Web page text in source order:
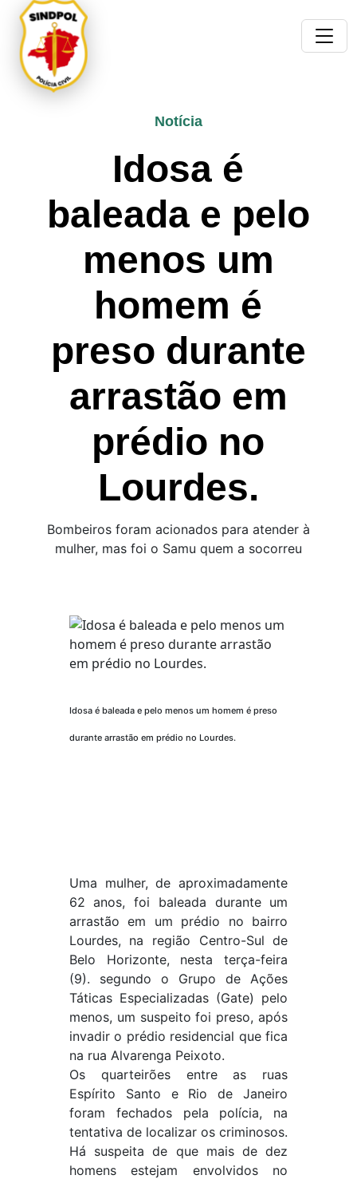
Notícia
Idosa é
baleada e pelo
menos um
homem é
preso durante
arrastão em
prédio no
Lourdes.
Bombeiros foram acionados para atender à
mulher, mas foi o Samu quem a socorreu
Idosa é baleada e pelo menos um homem é preso
durante arrastão em prédio no Lourdes.
Uma mulher, de aproximadamente
62 anos, foi baleada durante um
arrastão em um prédio no bairro
Lourdes, na região Centro-Sul de
Belo Horizonte, nesta terça-feira
(9). segundo o Grupo de Ações
Táticas Especializadas (Gate) pelo
menos, um suspeito foi preso, após
invadir o prédio residencial que fica
na rua Alvarenga Peixoto.
Os quarteirões entre as ruas
Espírito Santo e Rio de Janeiro
foram fechados pela polícia, na
tentativa de localizar os criminosos.
Há suspeita de que mais de dez
homens estejam envolvidos no